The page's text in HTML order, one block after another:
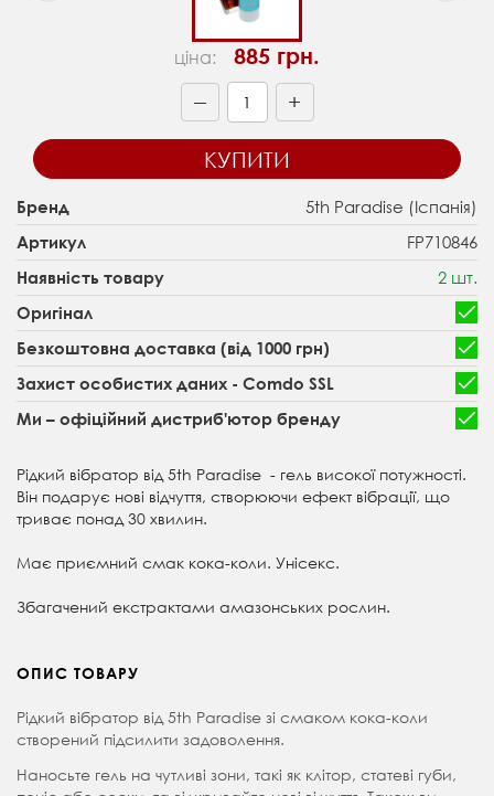
ціна: 885 грн.
— +
КУПИТИ
Бренд 5th Paradise (Іспанія)
Артикул FP710846
Наявність товару 2 шт.
Оригінал
Безкоштовна доставка (від 1000 грн)
Захист особистих даних - Comdo SSL
Ми – офіційний дистриб'ютор бренду
Рідкий вібратор від 5th Paradise - гель високої потужності.
Він подарує нові відчуття, створюючи ефект вібрації, що
триває понад 30 хвилин.
Має приємний смак кока-коли. Унісекс.
Збагачений екстрактами амазонських рослин.
ОПИС ТОВАРУ
Рідкий вібратор від 5th Paradise зі смаком кока-коли
створений підсилити задоволення.
Наносьте гель на чутливі зони, такі як клітор, статеві губи,